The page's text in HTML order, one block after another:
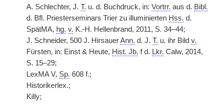
A. Schlechter, J. T. u. d. Buchdruck, in: Vortrr. aus d. Bibl.
d. Bfl. Priesterseminars Trier zu illuminierten Hss. d.
SpätMA, hg. v. K.-H. Hellenbrand, 2011, S. 34–44;
J. Schneider, 500 J. HirsauerAnn. d. J. T. u. ihr Bild v.
Fürsten, in: Einst & Heute, Hist. Jb. f d. Lkr. Calw, 2014,
S. 15–29;
LexMA V, Sp. 608 f.;
Historikerlex.;
Killy;